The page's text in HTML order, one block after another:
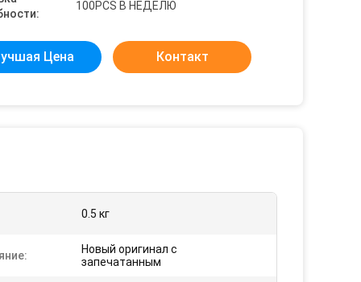
100PCS В НЕДЕЛЮ
Цена Контакт
0.5 кг
Новый оригинал с
запечатанным